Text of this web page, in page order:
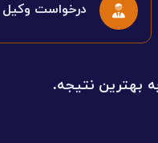
درخواست وکیل
بهترین نتیجه.